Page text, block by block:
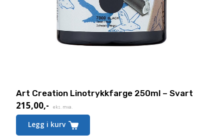
Art Creation Linotrykkfarge 250ml – Svart
215,00,- eks. mva.
Legg i kurv